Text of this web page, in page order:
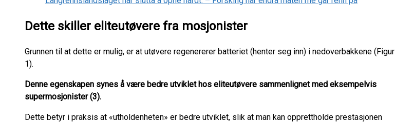
Dette skiller eliteutøvere fra mosjonister
Grunnen til at dette er mulig, er at utøvere regenererer batteriet (henter seg inn) i nedoverbakkene (Figur
1).
Denne egenskapen synes å være bedre utviklet hos eliteutøvere sammenlignet med eksempelvis
supermosjonister (3).
Dette betyr i praksis at «utholdenheten» er bedre utviklet, slik at man kan opprettholde prestasjonen